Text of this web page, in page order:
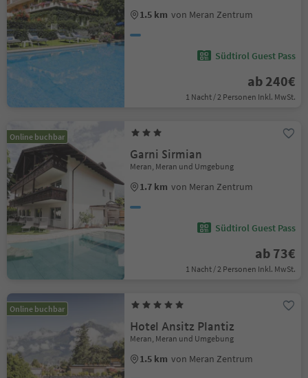
1.5 km von Meran Zentrum
Südtirol Guest Pass
ab 240€
1 Nacht / 2 Personen Inkl. MwSt.
Online buchbar
Garni Sirmian
Meran, Meran und Umgebung
1.7 km von Meran Zentrum
Südtirol Guest Pass
ab 73€
1 Nacht / 2 Personen Inkl. MwSt.
Online buchbar
Hotel Ansitz Plantiz
Meran, Meran und Umgebung
1.5 km von Meran Zentrum